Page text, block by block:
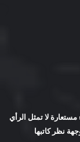
مستعارة لا تمثل الرأي
نظر كاتبها